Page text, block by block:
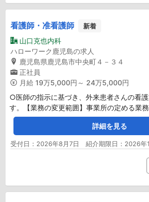
看護師・准看護師 新着
山口克也内科
ハローワーク鹿児島の求人
鹿児島県鹿児島市中央町４－３４
正社員
月給 19万5,000円～ 24万5,000円
○医師の指示に基づき、外来患者さんの看
す。【業務の変更範囲】事業所の定める業務
詳細を見る
受付日：2026年8月7日 紹介期限日：2026年